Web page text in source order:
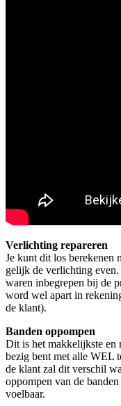
Verlichting repareren
Je kunt dit los berekenen
gelijk de verlichting
waren inbegrepen bij de
word wel apart in
de klant).
Banden oppompen
Dit is het makkelijkste en
bezig bent met alle WEL
de klant zal dit verschil
oppompen van de
voelbaar.